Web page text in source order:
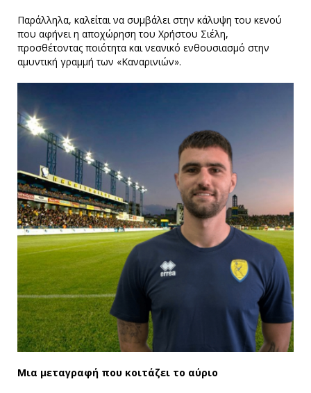
Παράλληλα, καλείται να συμβάλει στην κάλυψη του κενού
που αφήνει η αποχώρηση του Χρήστου Σιέλη,
προσθέτοντας ποιότητα και νεανικό ενθουσιασμό στην
αμυντική γραμμή των «Καναρινιών».
Μια μεταγραφή που κοιτάζει το αύριο